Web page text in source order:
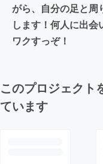
がら、自分の足と周
します！何人に出
ワクすっぞ！
このプロジェクト
ています